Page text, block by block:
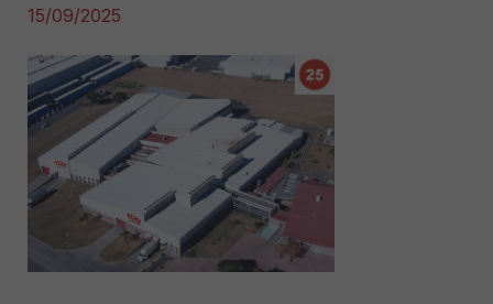
15/09/2025